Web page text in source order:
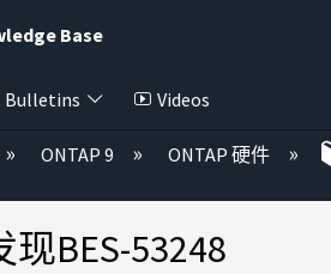
Base
Bulletins Videos
ONTAP 9 ONTAP 硬件
BES-53248